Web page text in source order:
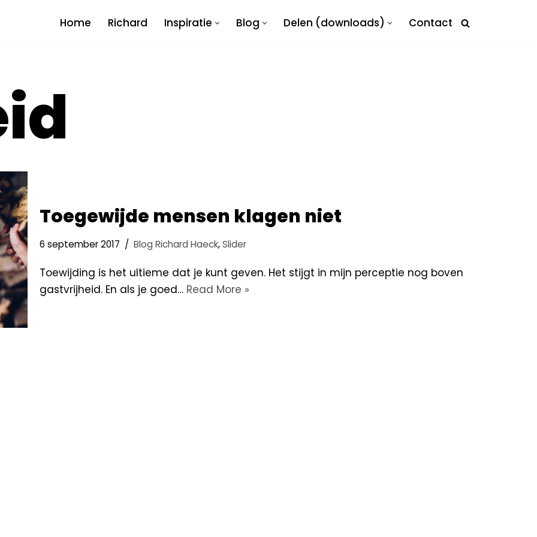
Home Richard Inspiratie Blog Delen (downloads) Contact
Toegewijde mensen klagen niet
6 september 2017 Blog Richard Haeck,Slider
Toewijding is het ultieme dat je kunt geven. Het stijgt in mijn perceptie nog boven
gastvrijheid. En als je goed… Read More »